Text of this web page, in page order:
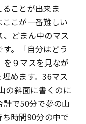
ことが出来ま
こが一番難しい
どまん中のマス
。「自分はどう
９マスを見なが
めます。36マス
の斜面に書くのに
計で50分で夢の山
時間90分の中で